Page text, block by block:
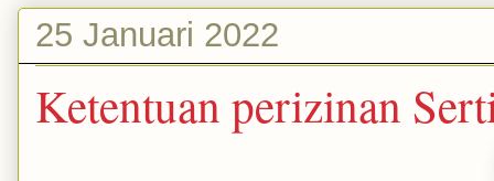
25 Januari 2022
Ketentuan perizinan